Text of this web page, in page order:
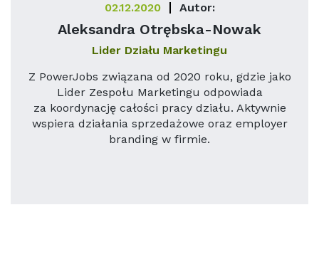
02.12.2020 Autor:
Aleksandra Otrębska-Nowak
Lider Działu Marketingu
Z PowerJobs związana od 2020 roku, gdzie jako
Lider Zespołu Marketingu odpowiada
za koordynację całości pracy działu. Aktywnie
wspiera działania sprzedażowe oraz employer
branding w firmie.